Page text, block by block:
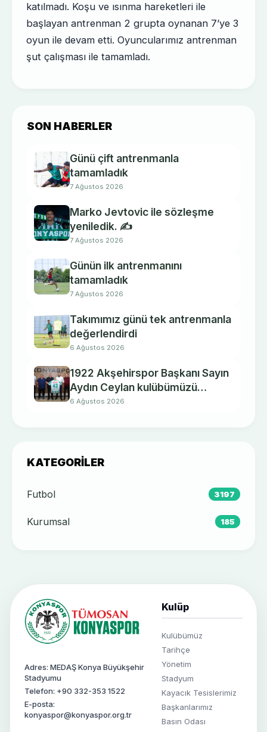
katılmadı. Koşu ve ısınma hareketleri ile
başlayan antrenman 2 grupta oynanan 7’ye 3
oyun ile devam etti. Oyuncularımız antrenman
şut çalışması ile tamamladı.
SON HABERLER
Günü çift antrenmanla
tamamladık
7 Ağustos 2026
Marko Jevtovic ile sözleşme
yeniledik. ✍️
7 Ağustos 2026
Günün ilk antrenmanını
tamamladık
7 Ağustos 2026
Takımımız günü tek antrenmanla
değerlendirdi
6 Ağustos 2026
1922 Akşehirspor Başkanı Sayın
Aydın Ceylan kulübümüzü
ziyaret etti.
6 Ağustos 2026
KATEGORILER
Futbol 3197
Kurumsal 185
Adres: MEDAŞ Konya Büyükşehir
Stadyumu
Telefon: +90 332-353 1522
E-posta:
konyaspor@konyaspor.org.tr
Kulüp
Kulübümüz
Tarihçe
Yönetim
Stadyum
Kayacık Tesislerimiz
Başkanlarımız
Basın Odası